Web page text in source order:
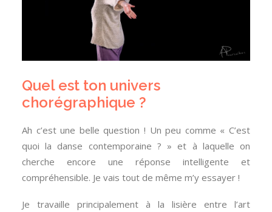
Quel est ton univers
chorégraphique ?
Ah c’est une belle question ! Un peu comme « C’est
quoi la danse contemporaine ? » et à laquelle on
cherche encore une réponse intelligente et
compréhensible. Je vais tout de même m’y essayer !
Je travaille principalement à la lisière entre l’art